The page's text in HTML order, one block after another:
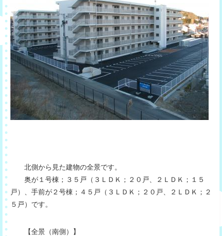
北側から見た建物の全景です。
奥が１号棟；３５戸（３ＬＤＫ；２０戸、２ＬＤＫ；１５
戸）、手前が２号棟；４５戸（３ＬＤＫ；２０戸、２ＬＤＫ；２
５戸）です。
【全景（南側）】